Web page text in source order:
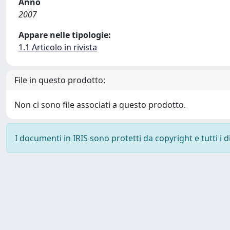
2007
Appare nelle tipologie:
1.1 Articolo in rivista
File in questo prodotto:
Non ci sono file associati a questo prodotto.
I documenti in IRIS sono protetti da copyright e tutti i